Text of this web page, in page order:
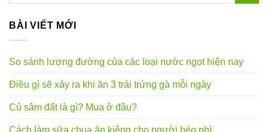
BÀI VIẾT MỚI
So sánh lượng đường của các loại nước ngọt hiện nay
Điều gì sẽ xảy ra khi ăn 3 trái trứng gà mỗi ngày
Củ sâm đất là gì? Mua ở đâu?
Cách làm sữa chua ăn kiêng cho người béo phì